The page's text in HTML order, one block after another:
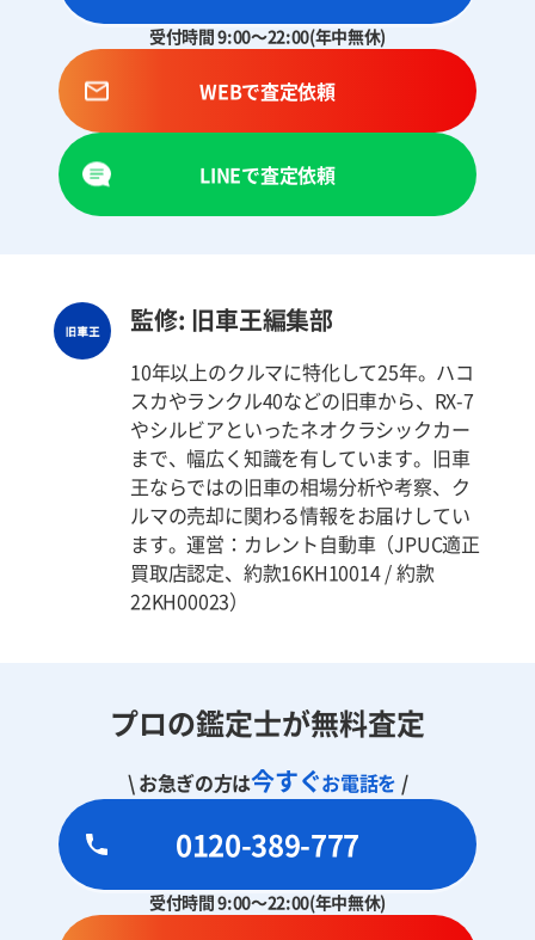
受付時間 9:00～22:00(年中無休)
WEBで査定依頼
LINEで査定依頼
監修: 旧車王編集部
10年以上のクルマに特化して25年。ハコ
スカやランクル40などの旧車から、RX-7
やシルビアといったネオクラシックカー
まで、幅広く知識を有しています。旧車
王ならではの旧車の相場分析や考察、ク
ルマの売却に関わる情報をお届けしてい
ます。運営：カレント自動車（JPUC適正
買取店認定、約款16KH10014 / 約款
22KH00023）
プロの鑑定士が無料査定
\ お急ぎの方は今すぐお電話を /
0120-389-777
受付時間 9:00～22:00(年中無休)